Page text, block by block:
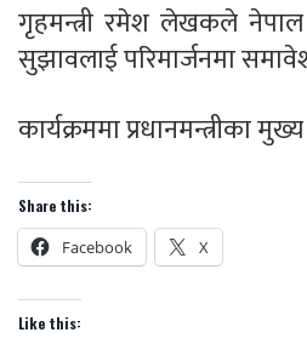
गृहमन्त्री रमेश लेखकले
सुझावलाई परिमार्जनमा
कार्यक्रममा प्रधानमन्त्रीका
Share this:
Facebook X
Like this: